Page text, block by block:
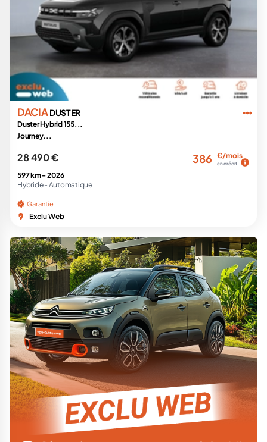
DACIADUSTER
Duster Hybrid 155...
Journey...
28 490 € 386 €/mois
en crédit
597 km -2026
Hybride - Automatique
Garantie
Exclu Web